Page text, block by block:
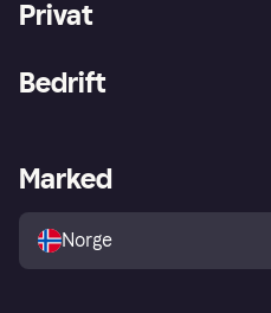
Privat
Utforsk butikker
Bedrift
Merchant portal
Marked
Norge